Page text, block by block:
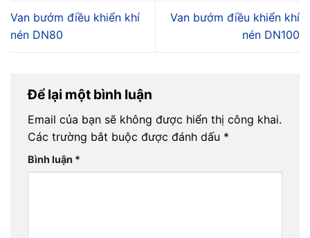
Van bướm điều khiển khí
nén DN80
Van bướm điều khiển khí
nén DN100
Để lại một bình luận
Email của bạn sẽ không được hiển thị công khai.
Các trường bắt buộc được đánh dấu *
Bình luận *